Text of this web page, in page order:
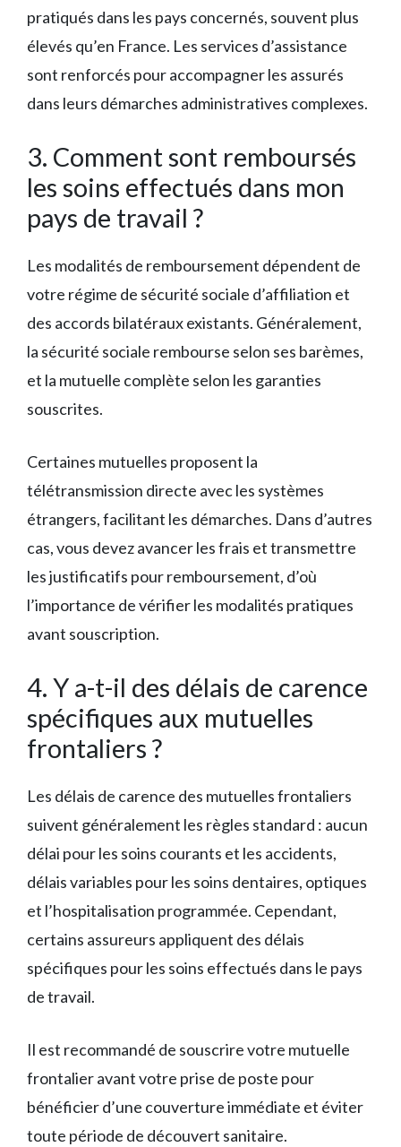
pratiqués dans les pays concernés, souvent plus
élevés qu’en France. Les services d’assistance
sont renforcés pour accompagner les assurés
dans leurs démarches administratives complexes.
3. Comment sont remboursés
les soins effectués dans mon
pays de travail ?
Les modalités de remboursement dépendent de
votre régime de sécurité sociale d’affiliation et
des accords bilatéraux existants. Généralement,
la sécurité sociale rembourse selon ses barèmes,
et la mutuelle complète selon les garanties
souscrites.
Certaines mutuelles proposent la
télétransmission directe avec les systèmes
étrangers, facilitant les démarches. Dans d’autres
cas, vous devez avancer les frais et transmettre
les justificatifs pour remboursement, d’où
l’importance de vérifier les modalités pratiques
avant souscription.
4. Y a-t-il des délais de carence
spécifiques aux mutuelles
frontaliers ?
Les délais de carence des mutuelles frontaliers
suivent généralement les règles standard : aucun
délai pour les soins courants et les accidents,
délais variables pour les soins dentaires, optiques
et l’hospitalisation programmée. Cependant,
certains assureurs appliquent des délais
spécifiques pour les soins effectués dans le pays
de travail.
Il est recommandé de souscrire votre mutuelle
frontalier avant votre prise de poste pour
bénéficier d’une couverture immédiate et éviter
toute période de découvert sanitaire.